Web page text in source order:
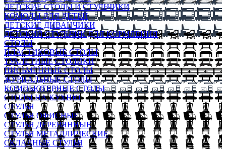
ДЕТСКИЕ СТОЛЫ И СТУЛЬЧИКИ
КОМОДЫ ДЛЯ ДЕТЕЙ
ДЕТСКИЕ ДИВАНЧИКИ
ДЕТСКИЙ СТУЛЬЧИК ДЛЯ КОРМЛЕНИЯ
СТОЛЫ
ПЛАСТИКОВЫЕ СТОЛЫ
ТУАЛЕТНЫЕ СТОЛИКИ
ПИСЬМЕННЫЕ СТОЛЫ
ЖУРНАЛЬНЫЕ СТОЛЫ
КОМПЬЮТЕРНЫЕ СТОЛЫ
СТОЛЫ НА КУХНЮ
СТУЛЬЯ
СТУЛЬЯ ОФИСНЫЕ
СТУЛЬЯ ДЕРЕВЯННЫЕ
СТУЛЬЯ МЕТАЛЛИЧЕСКИЕ
СКЛАДНЫЕ СТУЛЬЯ